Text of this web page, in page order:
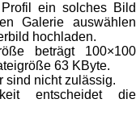
ein solches Bild
Galerie auswählen
hochladen.
beträgt 100×100
63 KByte.
sind nicht zulässig.
entscheidet die